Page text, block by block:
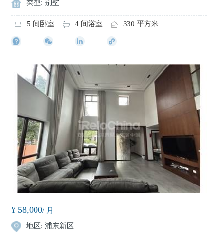
类型: 别墅
5 间卧室 4 间浴室 330 平方米
¥ 58,000/ 月
地区: 浦东新区